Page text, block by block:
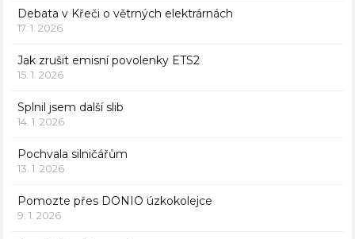
Debata v Křeči o větrných elektrárnách
17. 1. 2026
Jak zrušit emisní povolenky ETS2
15. 1. 2026
Splnil jsem další slib
14. 1. 2026
Pochvala silničářům
13. 1. 2026
Pomozte přes DONIO úzkokolejce
9. 1. 2026